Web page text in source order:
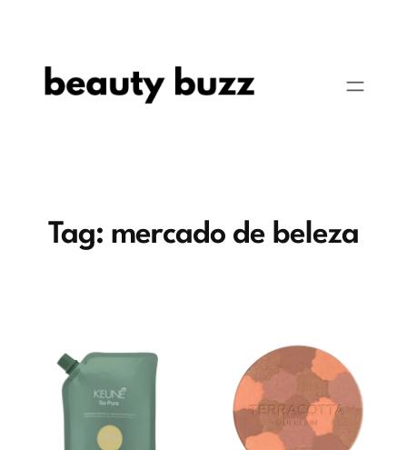
Tag: mercado de beleza